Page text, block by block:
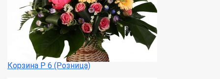
Корзина Р 6 (Розница)